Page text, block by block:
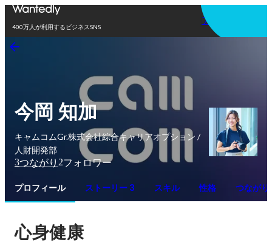
400万人が利用するビジネスSNS
アプリを使う
今岡 知加
キャムコムGr.株式会社綜合キャリアオプション /
人財開発部
3つながり 2フォロワー
プロフィール ストーリー 3 スキル 性格 つながり
心身健康